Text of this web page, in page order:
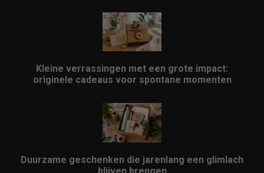
Kleine verrassingen met een grote impact:
originele cadeaus voor spontane momenten
Duurzame geschenken die jarenlang een glimlach